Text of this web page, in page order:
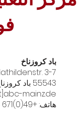
باد كروزناخ
3-7
55543 باد كروزناخ
mainz.de
هاتف: +49(0)671 92067094